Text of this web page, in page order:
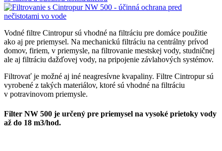
Vodné filtre Cintropur sú vhodné na filtráciu pre domáce použitie
ako aj pre priemysel. Na mechanickú filtráciu na centrálny prívod
domov, firiem, v priemysle, na filtrovanie mestskej vody, studničnej
ale aj filtráciu dažďovej vody, na pripojenie závlahových systémov.
Filtrovať je možné aj iné neagresívne kvapaliny. Filtre Cintropur sú
vyrobené z takých materiálov, ktoré sú vhodné na filtráciu
v potravinovom priemysle.
Filter NW 500 je určený pre priemysel na vysoké prietoky vody
až do 18 m3/hod.